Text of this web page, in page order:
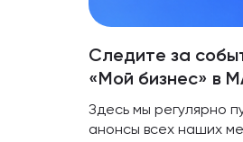
Следите за
«Мой бизнес» в
Здесь мы регулярно
анонсы всех наших